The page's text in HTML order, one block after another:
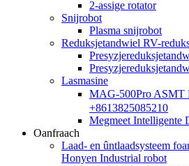
2-assige rotator
Snijrobot
Plasma snijrobot
Reduksjetandwiel RV-
Lasmasine
MAG-500Pro ASMT
+8613825085210
Megmeet Intelligente
Oanfraach
Laad- en ûntlaadsysteem
Honyen Industrial robot